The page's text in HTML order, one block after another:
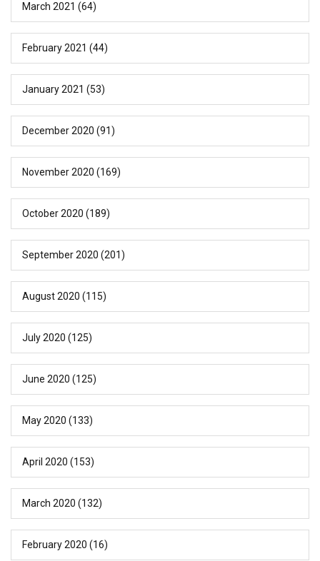
March 2021 (64)
February 2021 (44)
January 2021 (53)
December 2020 (91)
November 2020 (169)
October 2020 (189)
September 2020 (201)
August 2020 (115)
July 2020 (125)
June 2020 (125)
May 2020 (133)
April 2020 (153)
March 2020 (132)
February 2020 (16)